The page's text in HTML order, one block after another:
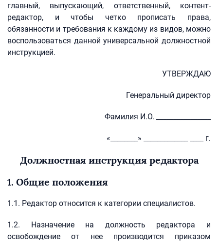
главный, выпускающий, ответственный, контент-
редактор, и чтобы четко прописать права,
обязанности и требования к каждому из видов, можно
воспользоваться данной универсальной должностной
инструкцией.
УТВЕРЖДАЮ
Генеральный директор
Фамилия И.О. ________________
«________» _____________ ____ г.
Должностная инструкция редактора
1. Общие положения
1.1. Редактор относится к категории специалистов.
1.2. Назначение на должность редактора и
освобождение от нее производится приказом